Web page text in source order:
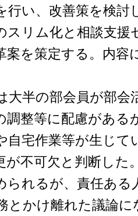
行い、改善策を検討
スリム化と相談支援
案を策定する。内容
半の部会員が部会
調整等に配慮がある
自宅作業等が生じて
が不可欠と判断した
られるが、責任ある
とかけ離れた議論